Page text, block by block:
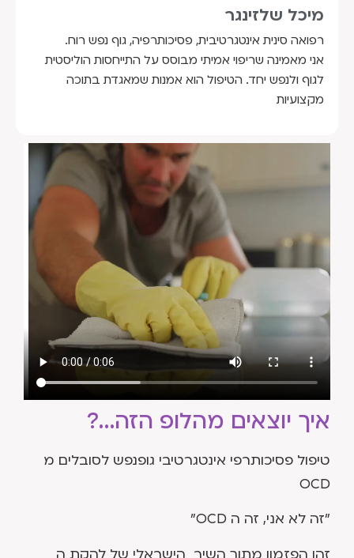
מיכל שלזינגר
רפואה סינית אינטגרטיבית, פסיכותרפיה, גוף נפש רוח.
אני מאמינה שריפוי אמיתי מבוסס על התייחסות הוליסטית
לגוף ולנפש יחד. הטיפול הוא אמנות שמאגדת בתוכה
מקצועיות
איך יוצאים מהלופ הזה…?
טיפול פסיכותרפי אינטגרטיבי גופנפש לסובלים מ
OCD
"זה לא אני, זה ה OCD"
זהו הפזמון מתוך השיר הישראלי של להקת ה